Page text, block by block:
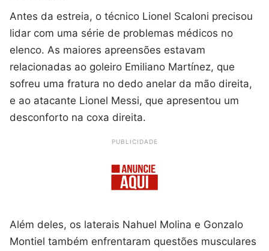
Antes da estreia, o técnico Lionel Scaloni precisou
lidar com uma série de problemas médicos no
elenco. As maiores apreensões estavam
relacionadas ao goleiro Emiliano Martínez, que
sofreu uma fratura no dedo anelar da mão direita,
e ao atacante Lionel Messi, que apresentou um
desconforto na coxa direita.
PUBLICIDADE
Além deles, os laterais Nahuel Molina e Gonzalo
Montiel também enfrentaram questões musculares